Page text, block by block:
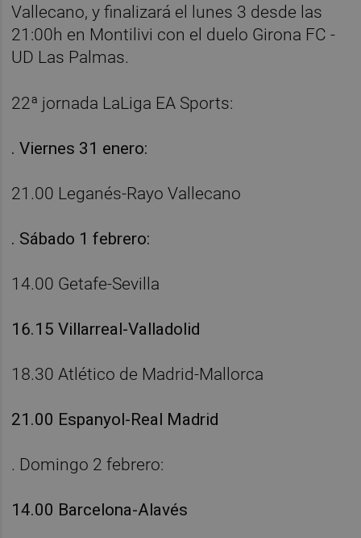
Vallecano, y finalizará el lunes 3 desde las
21:00h en Montilivi con el duelo Girona FC -
UD Las Palmas.
22ª jornada LaLiga EA Sports:
. Viernes 31 enero:
21.00 Leganés-Rayo Vallecano
. Sábado 1 febrero:
14.00 Getafe-Sevilla
16.15 Villarreal-Valladolid
18.30 Atlético de Madrid-Mallorca
21.00 Espanyol-Real Madrid
. Domingo 2 febrero:
14.00 Barcelona-Alavés